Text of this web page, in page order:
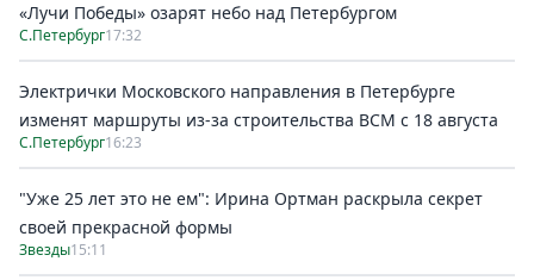
«Лучи Победы» озарят небо над Петербургом
С.Петербург17:32
Электрички Московского направления в Петербурге
изменят маршруты из-за строительства ВСМ с 18 августа
С.Петербург16:23
"Уже 25 лет это не ем": Ирина Ортман раскрыла секрет
своей прекрасной формы
Звезды15:11